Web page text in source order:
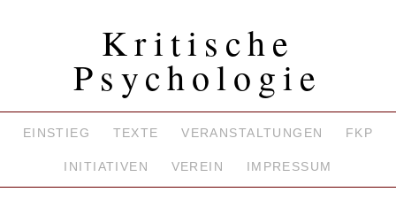
Kritische
Psychologie
EINSTIEG TEXTE VERANSTALTUNGEN FKP
INITIATIVEN VEREIN IMPRESSUM